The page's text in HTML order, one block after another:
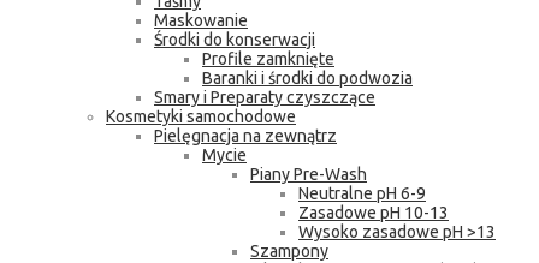
Maskowanie
Środki do konserwacji
Profile zamknięte
Baranki i środki do podwozia
Smary i Preparaty czyszczące
Kosmetyki samochodowe
Pielęgnacja na zewnątrz
Mycie
Piany Pre-Wash
Neutralne pH 6-9
Zasadowe pH 10-13
Wysoko zasadowe pH >13
Szampony